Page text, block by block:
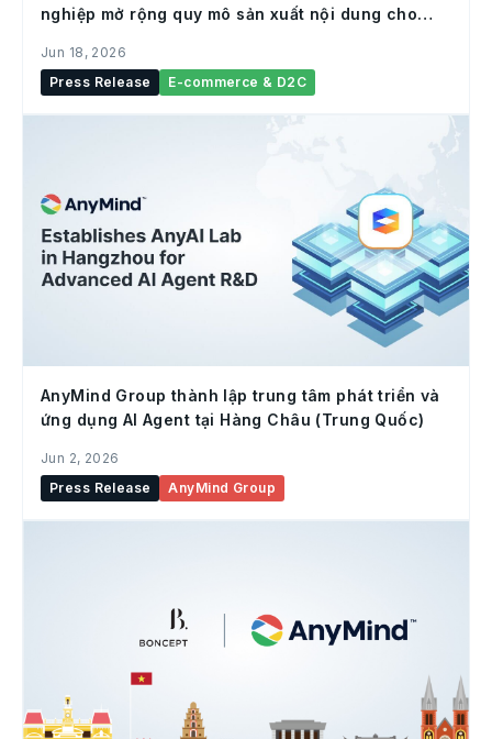
nghiệp mở rộng quy mô sản xuất nội dung cho
Jun 18, 2026
Press Release
E-commerce & D2C
AnyMind Group thành lập trung tâm phát triển và
ứng dụng AI Agent tại Hàng Châu (Trung Quốc)
Jun 2, 2026
Press Release
AnyMind Group